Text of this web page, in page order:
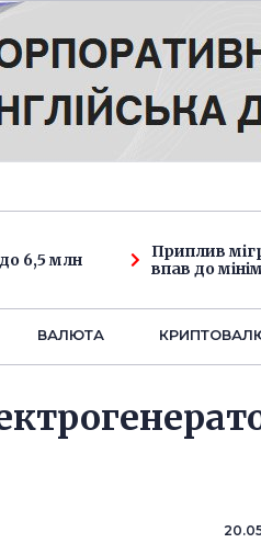
6,5 млн
Приплив
впав до
ВАЛЮТА